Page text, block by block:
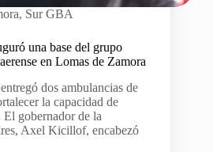
, Sur GBA
una base del grupo
en Lomas de Zamora
dos ambulancias de
la capacidad de
El gobernador de la
Axel Kicillof, encabezó